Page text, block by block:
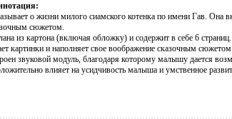
о жизни милого сиамского котенка по имени Гав. Она
сюжетом.
из картона (включая обложку) и содержит в себе 6
картинки и наполняет свое воображение сказочным сюжетом.
звуковой модуль, благодаря которому малышу дается
влияет на усидчивость малыша и умственное